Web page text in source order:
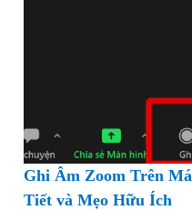
Ghi Âm Zoom Trên
Tiết và Mẹo Hữu Ích